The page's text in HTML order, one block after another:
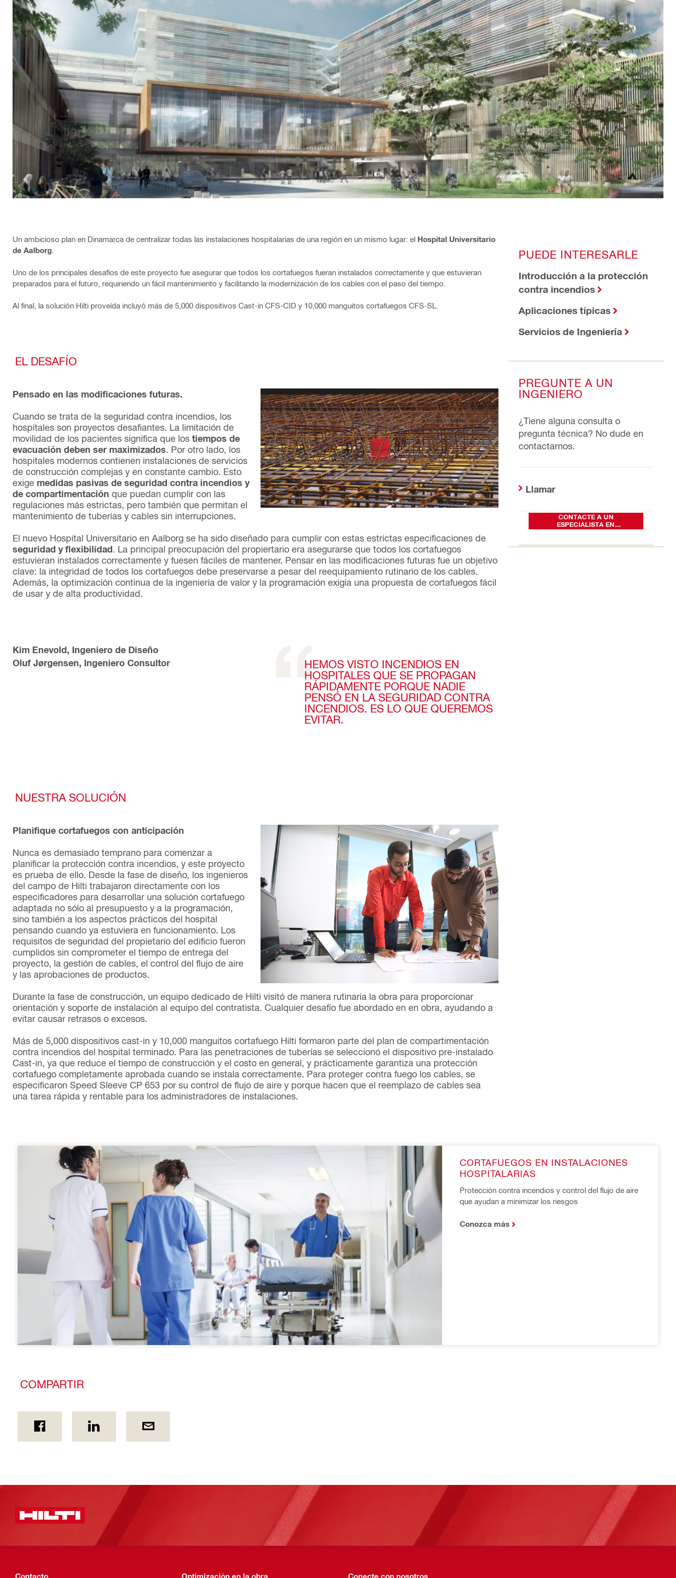
Un ambicioso plan en Dinamarca de centralizar todas las instalaciones hospitalarias de una región en un mismo lugar: el Hospital Universitario
de Aalborg
Uno de los principales desafíos de este proyecto fue asegurar que todos los cortafuegos fueran instalados correctamente y que estuvieran
preparados para el futuro, requiriendo un fácil mantenimiento y facilitando la modernización de los cables con el paso del tiempo.
Al final, la solución Hilti proveída incluyó más de 5,000 dispositivos Cast-in CFS-CID y 10,000 manguitos cortafuegos CFS-SL.
EL DESAFÍO
Pensado en las modificaciones futuras.
Cuando se trata de la seguridad contra incendios, los
hospitales son proyectos desafiantes. La limitación de
movilidad de los pacientes significa que los tiempos de
evacuación deben ser maximizados. Por otro lado, los
hospitales modernos contienen instalaciones de servicios
de construcción complejas y en constante cambio. Esto
exige medidas pasivas de seguridad contra incendios y
de compartimentación que puedan cumplir con las
regulaciones más estrictas, pero también que permitan el
mantenimiento de tuberías y cables sin interrupciones.
El nuevo Hospital Universitario en Aalborg se ha sido diseñado para cumplir con estas estrictas especificaciones de
seguridad y flexibilidad. La principal preocupación del propiertario era asegurarse que todos los cortafuegos
estuvieran instalados correctamente y fuesen fáciles de mantener. Pensar en las modificaciones futuras fue un objetivo
clave: la integridad de todos los cortafuegos debe preservarse a pesar del reequipamiento rutinario de los cables.
Además, la optimización continua de la ingeniería de valor y la programación exigía una propuesta de cortafuegos fácil
de usar y de alta productividad.
HEMOS VISTO INCENDIOS EN
HOSPITALES QUE SE PROPAGAN
RÁPIDAMENTE PORQUE NADIE
PENSÓ EN LA SEGURIDAD CONTRA
INCENDIOS. ES LO QUE QUEREMOS
EVITAR.
Kim Enevold, Ingeniero de Diseño
Oluf Jørgensen, Ingeniero Consultor
NUESTRA SOLUCIÓN
Planifique cortafuegos con anticipación
Nunca es demasiado temprano para comenzar a
planificar la protección contra incendios, y este proyecto
es prueba de ello. Desde la fase de diseño, los ingenieros
del campo de Hilti trabajaron directamente con los
especificadores para desarrollar una solución cortafuego
adaptada no sólo al presupuesto y a la programación,
sino también a los aspectos prácticos del hospital
pensando cuando ya estuviera en funcionamiento. Los
requisitos de seguridad del propietario del edificio fueron
cumplidos sin comprometer el tiempo de entrega del
proyecto, la gestión de cables, el control del flujo de aire
y las aprobaciones de productos.
Durante la fase de construcción, un equipo dedicado de Hilti visitó de manera rutinaria la obra para proporcionar
orientación y soporte de instalación al equipo del contratista. Cualquier desafío fue abordado en en obra, ayudando a
evitar causar retrasos o excesos.
Más de 5,000 dispositivos cast-in y 10,000 manguitos cortafuego Hilti formaron parte del plan de compartimentación
contra incendios del hospital terminado. Para las penetraciones de tuberías se seleccionó el dispositivo pre-instalado
Cast-in, ya que reduce el tiempo de construcción y el costo en general, y prácticamente garantiza una protección
cortafuego completamente aprobada cuando se instala correctamente. Para proteger contra fuego los cables, se
especificaron Speed Sleeve CP 653 por su control de flujo de aire y porque hacen que el reemplazo de cables sea
una tarea rápida y rentable para los administradores de instalaciones.
PUEDE INTERESARLE
Introducción a la protección
contra incendios
Aplicaciones típicas
Servicios de Ingeniería
PREGUNTE A UN
INGENIERO
¿Tiene alguna consulta o
pregunta técnica? No dude en
contactarnos.
Llamar
CONTACTE A UN
ESPECIALISTA EN
CORTAFUEGOS
CORTAFUEGOS EN INSTALACIONES
HOSPITALARIAS
Protección contra incendios y control del flujo de aire
que ayudan a minimizar los riesgos
Conozca más
COMPARTIR
Contacto Optimización en la obra Conecte con nosotros